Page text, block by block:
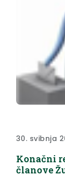
30. svibnja
Konačni
članove